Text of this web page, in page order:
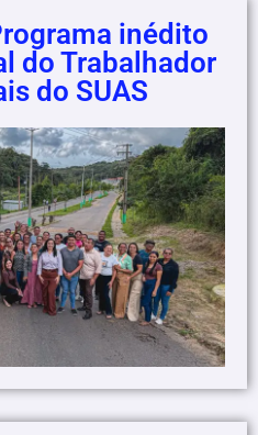
inédito
do Trabalhador
do SUAS